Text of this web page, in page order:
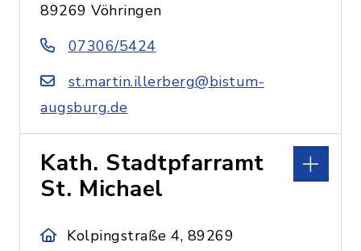
89269 Vöhringen
07306/5424
st.martin.illerberg@bistum-
augsburg.de
Kath. Stadtpfarramt
St. Michael
Kolpingstraße 4, 89269